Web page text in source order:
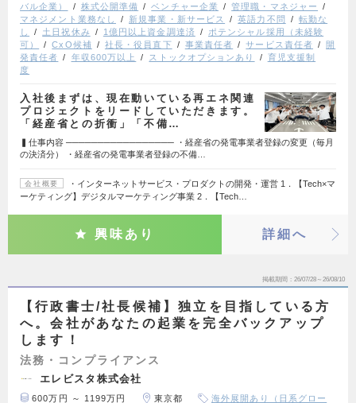
バル企業）
株式公開準備 ベンチャー企業
管理職・マネジャー
マネジメント業務なし
新規事業・新サービス 英語力不問
転勤な
し
土日祝休み 1億円以上資金調達済
ポテンシャル採用（未経験
可）
CxO候補 社長・役員直下 事業責任者 サービス責任者
開
発責任者
年収600万以上 ストックオプションあり
育児支援制
度
入社後まずは、現在動いている再エネ関連
プロジェクトをリードしていただきます。
「経産省との折衝」「不備…
▍仕事内容 ───────────────── ・経産省の発電事業者登録の変更（毎月
の決済分） ・経産省の発電事業者登録の不備…
会社概要
・インターネットサービス・プロダクトの開発・運営 1．【Tech×マ
ーケティング】デジタルマーケティング事業 2．【Tech…
興味あり 詳細へ
掲載期間 26/07/28～26/08/10
【行政書士/社長候補】独立を目指している方
へ。会社があなたの起業を完全バックアップ
します！
法務・コンプライアンス
エレビスタ株式会社
600万円 ～ 1199万円 東京都
海外展開あり（日系グロー